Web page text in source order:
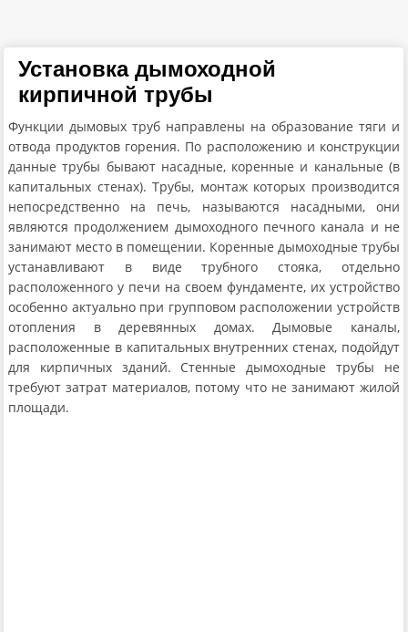
Установка дымоходной
кирпичной трубы
Функции дымовых труб направлены на образование тяги и
отвода продуктов горения. По расположению и конструкции
данные трубы бывают насадные, коренные и канальные (в
капитальных стенах). Трубы, монтаж которых производится
непосредственно на печь, называются насадными, они
являются продолжением дымоходного печного канала и не
занимают место в помещении. Коренные дымоходные трубы
устанавливают в виде трубного стояка, отдельно
расположенного у печи на своем фундаменте, их устройство
особенно актуально при групповом расположении устройств
отопления в деревянных домах. Дымовые каналы,
расположенные в капитальных внутренних стенах, подойдут
для кирпичных зданий. Стенные дымоходные трубы не
требуют затрат материалов, потому что не занимают жилой
площади.